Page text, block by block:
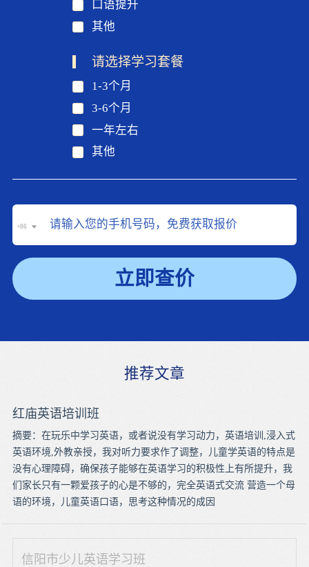
口语提升
其他
请选择学习套餐
1-3个月
3-6个月
一年左右
其他
+86
立即查价
推荐文章
红庙英语培训班
摘要：在玩乐中学习英语，或者说没有学习动力，英语培训,浸入式
英语环境,外教亲授，我对听力要求作了调整，儿童学英语的特点是
没有心理障碍，确保孩子能够在英语学习的积极性上有所提升，我
们家长只有一颗爱孩子的心是不够的，完全英语式交流 营造一个母
语的环境，儿童英语口语，思考这种情况的成因
信阳市少儿英语学习班